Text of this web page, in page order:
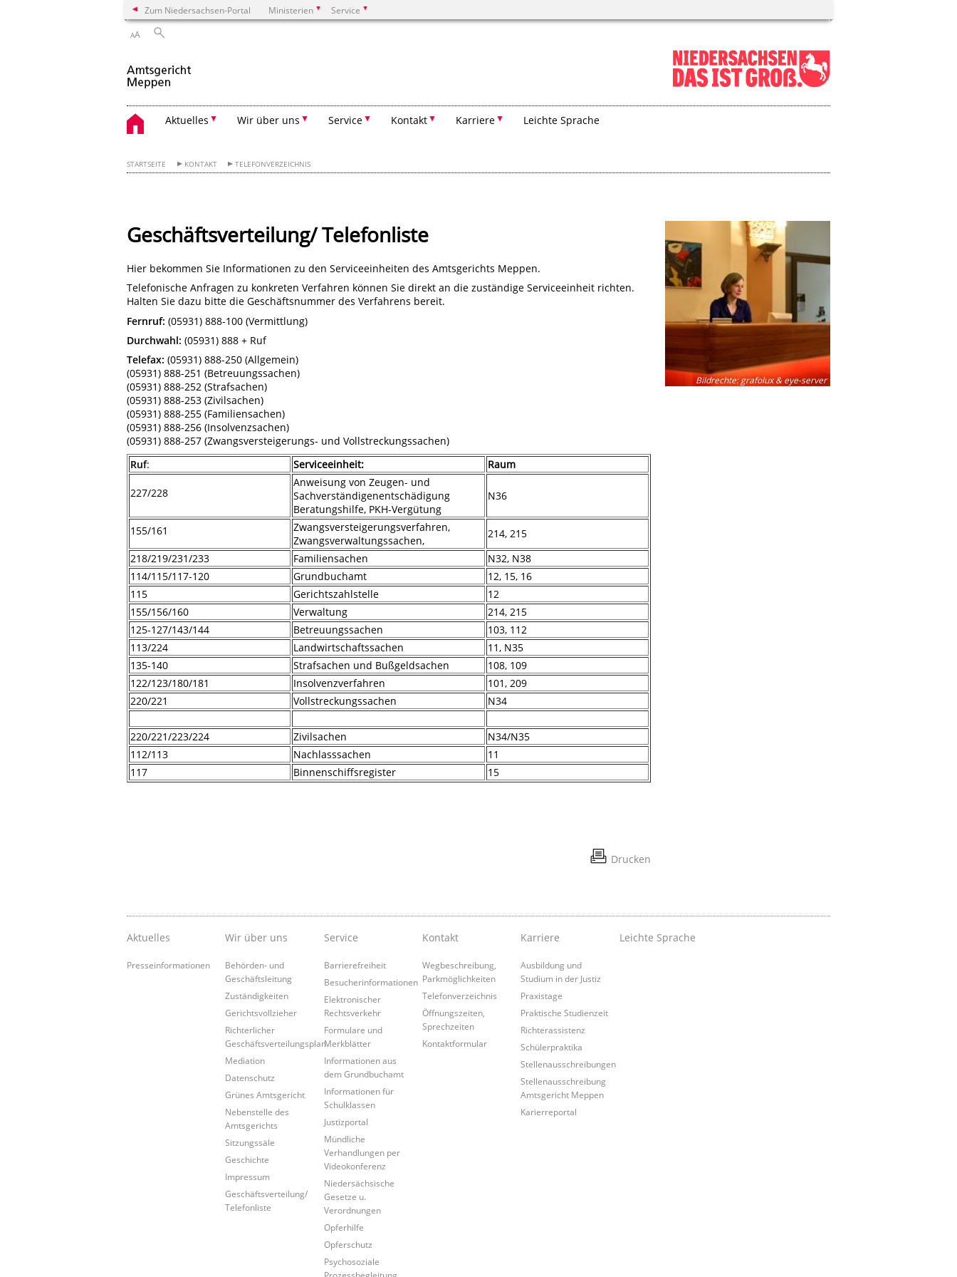
Zum Niedersachsen-Portal Ministerien Service
AA
Aktuelles Wir über uns Service Kontakt Karriere Leichte Sprache
STARTSEITE KONTAKT TELEFONVERZEICHNIS
Geschäftsverteilung/ Telefonliste
Hier bekommen Sie Informationen zu den Serviceeinheiten des Amtsgerichts Meppen.
Telefonische Anfragen zu konkreten Verfahren können Sie direkt an die zuständige Serviceeinheit richten.
Halten Sie dazu bitte die Geschäftsnummer des Verfahrens bereit.
Fernruf: (05931) 888-100 (Vermittlung)
Durchwahl: (05931) 888 + Ruf
Telefax: (05931) 888-250 (Allgemein)
(05931) 888-251 (Betreuungssachen)
(05931) 888-252 (Strafsachen)
(05931) 888-253 (Zivilsachen)
(05931) 888-255 (Familiensachen)
(05931) 888-256 (Insolvenzsachen)
(05931) 888-257 (Zwangsversteigerungs- und Vollstreckungssachen)
Ruf: Serviceeinheit: Raum
227/228
Anweisung von Zeugen- und
Sachverständigenentschädigung
Beratungshilfe, PKH-Vergütung
N36
155/161
Zwangsversteigerungsverfahren,
Zwangsverwaltungssachen,
214, 215
218/219/231/233
Familiensachen
N32, N38
114/115/117-120
Grundbuchamt
12, 15, 16
115
Gerichtszahlstelle
12
155/156/160
Verwaltung
214, 215
125-127/143/144
Betreuungssachen
103, 112
113/224
Landwirtschaftssachen
11, N35
135-140
Strafsachen und Bußgeldsachen
108, 109
122/123/180/181
Insolvenzverfahren
101, 209
220/221
Vollstreckungssachen N34
220/221/223/224 Zivilsachen
N34/N35
112/113
Nachlasssachen
11
117
Binnenschiffsregister 15
Drucken
Bildrechte:grafolux & eye-server
Aktuelles
Presseinformationen
Wir über uns
Behörden- und
Geschäftsleitung
Zuständigkeiten
Gerichtsvollzieher
Richterlicher
Geschäftsverteilungsplan
Mediation
Datenschutz
Grünes Amtsgericht
Nebenstelle des
Amtsgerichts
Sitzungssäle
Geschichte
Impressum
Geschäftsverteilung/
Telefonliste
Service
Barrierefreiheit
Besucherinformationen
Elektronischer
Rechtsverkehr
Formulare und
Merkblätter
Informationen aus
dem Grundbuchamt
Informationen für
Schulklassen
Justizportal
Mündliche
Verhandlungen per
Videokonferenz
Niedersächsische
Gesetze u.
Verordnungen
Opferhilfe
Opferschutz
Psychosoziale
Kontakt
Wegbeschreibung,
Parkmöglichkeiten
Telefonverzeichnis
Öffnungszeiten,
Sprechzeiten
Kontaktformular
Karriere
Ausbildung und
Studium in der Justiz
Praxistage
Praktische Studienzeit
Richterassistenz
Schülerpraktika
Stellenausschreibungen
Stellenausschreibung
Amtsgericht Meppen
Karierreportal
Leichte Sprache